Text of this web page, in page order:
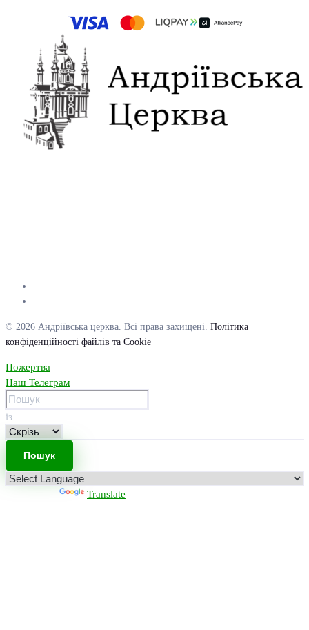
© 2026 Андріївська церква. Всі права захищені. Політика
конфіденційності файлів та Cookie
Пожертва
Наш Телеграм
із
Translate